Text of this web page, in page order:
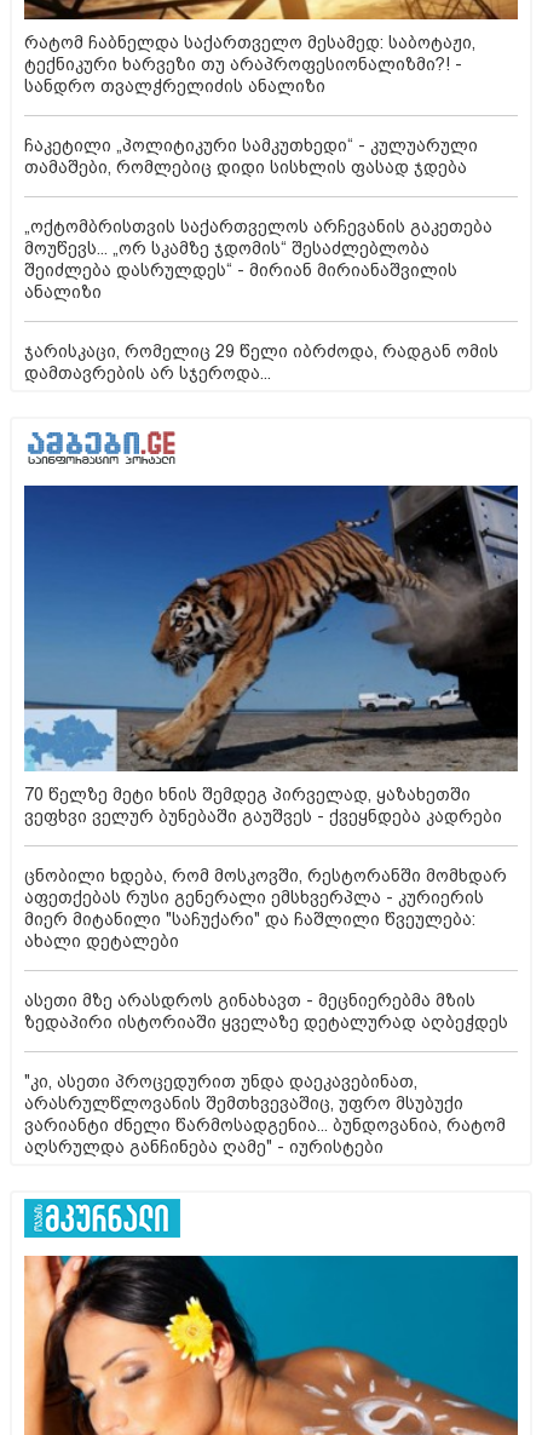
რატომ ჩაბნელდა საქართველო მესამედ: საბოტაჟი,
ტექნიკური ხარვეზი თუ არაპროფესიონალიზმი?! -
სანდრო თვალჭრელიძის ანალიზი
ჩაკეტილი „პოლიტიკური სამკუთხედი“ - კულუარული
თამაშები, რომლებიც დიდი სისხლის ფასად ჯდება
„ოქტომბრისთვის საქართველოს არჩევანის გაკეთება
მოუწევს... „ორ სკამზე ჯდომის“ შესაძლებლობა
შეიძლება დასრულდეს“ - მირიან მირიანაშვილის
ანალიზი
ჯარისკაცი, რომელიც 29 წელი იბრძოდა, რადგან ომის
დამთავრების არ სჯეროდა...
70 წელზე მეტი ხნის შემდეგ პირველად, ყაზახეთში
ვეფხვი ველურ ბუნებაში გაუშვეს - ქვეყნდება კადრები
ცნობილი ხდება, რომ მოსკოვში, რესტორანში მომხდარ
აფეთქებას რუსი გენერალი ემსხვერპლა - კურიერის
მიერ მიტანილი "საჩუქარი" და ჩაშლილი წვეულება:
ახალი დეტალები
ასეთი მზე არასდროს გინახავთ - მეცნიერებმა მზის
ზედაპირი ისტორიაში ყველაზე დეტალურად აღბეჭდეს
"კი, ასეთი პროცედურით უნდა დაეკავებინათ,
არასრულწლოვანის შემთხვევაშიც, უფრო მსუბუქი
ვარიანტი ძნელი წარმოსადგენია... ბუნდოვანია, რატომ
აღსრულდა განჩინება ღამე" - იურისტები